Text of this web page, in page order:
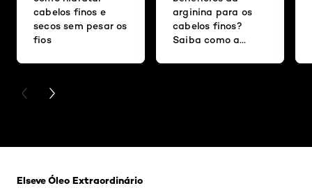
cabelos finos e
secos sem pesar os
fios
arginina para os
cabelos finos?
Saiba como a
fios
PREVIOUS CARD
NEXT CARD
Elseve Óleo Extraordinário